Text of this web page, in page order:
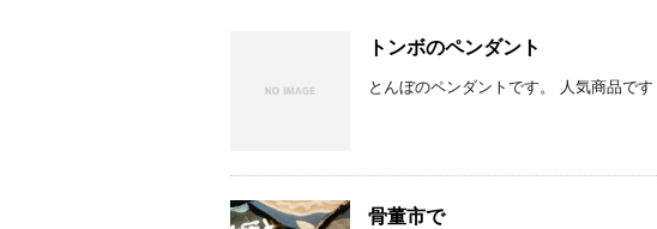
トンボのペンダント
とんぼのペンダントです。 人気商品です
骨董市で